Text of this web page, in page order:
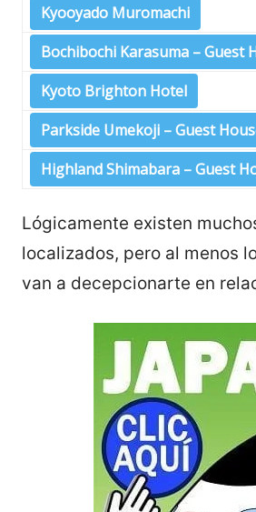
Kyooyado Muromachi
Bochibochi Karasuma – Guest
Kyoto Brighton Hotel
Parkside Umekoji – Guest
Highland Shimabara – Guest
Lógicamente existen
localizados, pero al menos
van a decepcionarte en